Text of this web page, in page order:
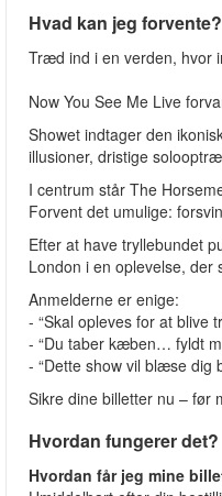
Hvad kan jeg forvente?
Træd ind i en verden, hvor
Now You See Me Live
Showet indtager den
illusioner, dristige
I centrum står The
Forvent det umulige:
Efter at have tryllebundet
London i en oplevelse,
Anmelderne er enige:
- “Skal opleves for at blive
- “Du taber kæben… fyldt
- “Dette show vil blæse dig
Sikre dine billetter nu – før
Hvordan fungerer det?
Hvordan får jeg mine